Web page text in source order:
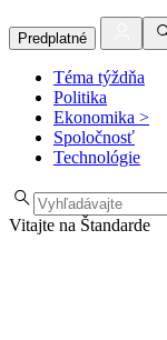
Predplatné
Téma týždňa
Politika
Ekonomika >
Spoločnosť
Technológie
Vitajte na Štandarde